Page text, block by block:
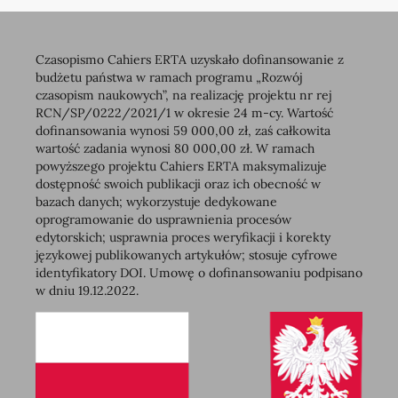
Czasopismo Cahiers ERTA uzyskało dofinansowanie z
budżetu państwa w ramach programu „Rozwój
czasopism naukowych”, na realizację projektu nr rej
RCN/SP/0222/2021/1 w okresie 24 m-cy. Wartość
dofinansowania wynosi 59 000,00 zł, zaś całkowita
wartość zadania wynosi 80 000,00 zł. W ramach
powyższego projektu Cahiers ERTA maksymalizuje
dostępność swoich publikacji oraz ich obecność w
bazach danych; wykorzystuje dedykowane
oprogramowanie do usprawnienia procesów
edytorskich; usprawnia proces weryfikacji i korekty
językowej publikowanych artykułów; stosuje cyfrowe
identyfikatory DOI. Umowę o dofinansowaniu podpisano
w dniu 19.12.2022.